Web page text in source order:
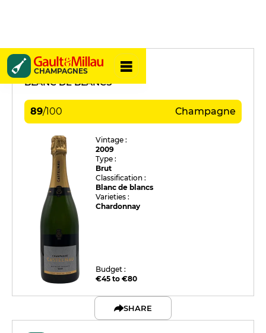
CHAMPAGNES
Castelnau
BLANC DE BLANCS
89/100 Champagne
Vintage :
2009
Type :
Brut
Classification :
Blanc de blancs
Varieties :
Chardonnay
Budget :
€45 to €80
SHARE